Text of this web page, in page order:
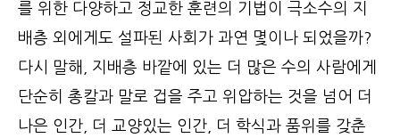
를 위한 다양하고 정교한 훈련의 기법이 극소수의 지
배층 외에게도 설파된 사회가 과연 몇이나 되었을까?
다시 말해, 지배층 바깥에 있는 더 많은 수의 사람에게
단순히 총칼과 말로 겁을 주고 위압하는 것을 넘어 더
나은 인간, 더 교양있는 인간, 더 학식과 품위를 갖춘